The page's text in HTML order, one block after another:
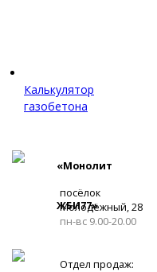
Калькулятор
газобетона
«Монолит
ЖБИ77»
посёлок
Молодёжный, 28
пн-вс 9.00-20.00
Отдел продаж: